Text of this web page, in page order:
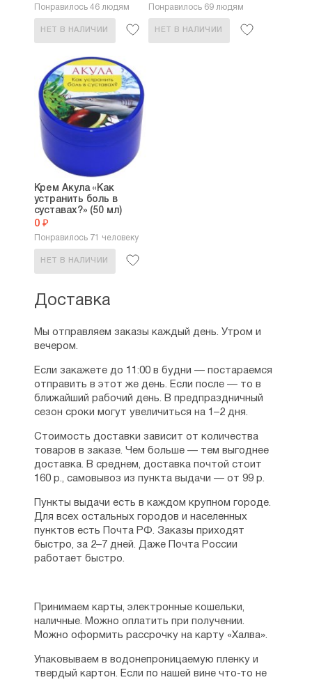
Понравилось 46 людям
НЕТ В НАЛИЧИИ
Понравилось 69 людям
НЕТ В НАЛИЧИИ
Крем Акула «Как
устранить боль в
суставах?» (50 мл)
0 ₽
Понравилось 71 человеку
НЕТ В НАЛИЧИИ
Доставка
Мы отправляем заказы каждый день. Утром и
вечером.
Если закажете до 11:00 в будни — постараемся
отправить в этот же день. Если после — то в
ближайший рабочий день. В предпраздничный
сезон сроки могут увеличиться на 1–2 дня.
Стоимость доставки зависит от количества
товаров в заказе. Чем больше — тем выгоднее
доставка. В среднем, доставка почтой стоит
160 р., самовывоз из пункта выдачи — от 99 р.
Пункты выдачи есть в каждом крупном городе.
Для всех остальных городов и населенных
пунктов есть Почта РФ. Заказы приходят
быстро, за 2–7 дней. Даже Почта России
работает быстро.
Принимаем карты, электронные кошельки,
наличные. Можно оплатить при получении.
Можно оформить рассрочку на карту «Халва».
Упаковываем в водонепроницаемую пленку и
твердый картон. Если по нашей вине что-то не